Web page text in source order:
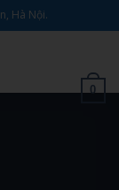
Hà Nội.
0